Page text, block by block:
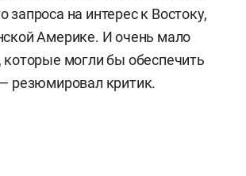
запроса на интерес к Востоку,
Америке. И очень мало
которые могли бы обеспечить
резюмировал критик.